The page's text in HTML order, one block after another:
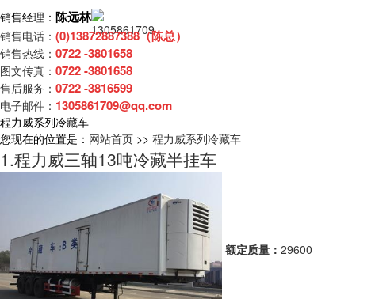
销售经理： 陈远林
销售电话： (0)13872887388（陈总）
销售热线： 0722 -3801658
图文传真： 0722 -3801658
售后服务： 0722 -3816599
电子邮件： 1305861709@qq.com
程力威系列冷藏车
您现在的位置是： 网站首页 >> 程力威系列冷藏车
1.程力威三轴13吨冷藏半挂车
额定质量： 29600